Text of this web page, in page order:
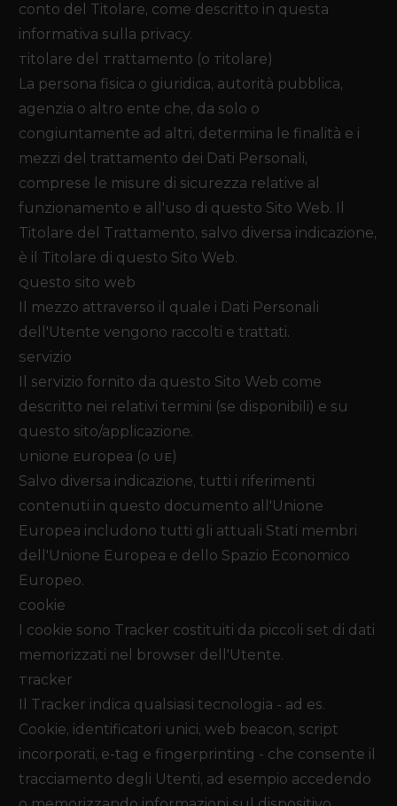
conto del Titolare, come descritto in questa
informativa sulla privacy.
Titolare del Trattamento (o Titolare)
La persona fisica o giuridica, autorità pubblica,
agenzia o altro ente che, da solo o
congiuntamente ad altri, determina le finalità e i
mezzi del trattamento dei Dati Personali,
comprese le misure di sicurezza relative al
funzionamento e all'uso di questo Sito Web. Il
Titolare del Trattamento, salvo diversa indicazione,
è il Titolare di questo Sito Web.
Questo Sito Web
Il mezzo attraverso il quale i Dati Personali
dell'Utente vengono raccolti e trattati.
Servizio
Il servizio fornito da questo Sito Web come
descritto nei relativi termini (se disponibili) e su
questo sito/applicazione.
Unione Europea (o UE)
Salvo diversa indicazione, tutti i riferimenti
contenuti in questo documento all'Unione
Europea includono tutti gli attuali Stati membri
dell'Unione Europea e dello Spazio Economico
Europeo.
Cookie
I cookie sono Tracker costituiti da piccoli set di dati
memorizzati nel browser dell'Utente.
Tracker
Il Tracker indica qualsiasi tecnologia - ad es.
Cookie, identificatori unici, web beacon, script
incorporati, e-tag e fingerprinting - che consente il
tracciamento degli Utenti, ad esempio accedendo